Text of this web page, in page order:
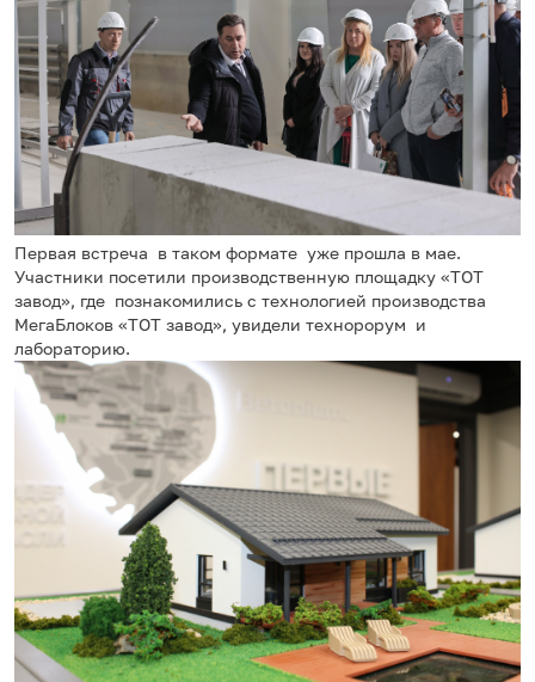
Первая встреча в таком формате уже прошла в мае.
Участники посетили производственную площадку «ТОТ
завод», где познакомились с технологией производства
МегаБлоков «ТОТ завод», увидели технорорум и
лабораторию.